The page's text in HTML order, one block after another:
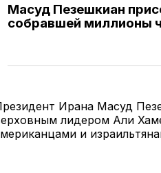
Масуд Пезешкиан
собравшей миллионы
Ирана Масуд
лидером Али
и